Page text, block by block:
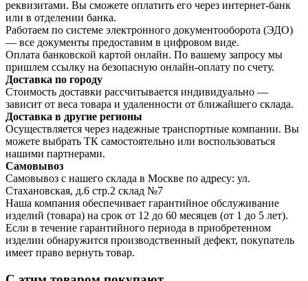
реквизитами. Вы сможете оплатить его через интернет-банк
или в отделении банка.
Работаем по системе электронного документооборота (ЭДО)
— все документы предоставим в цифровом виде.
Оплата банковской картой онлайн. По вашему запросу мы
пришлем ссылку на безопасную онлайн-оплату по счету.
Доставка по городу
Стоимость доставки рассчитывается индивидуально —
зависит от веса товара и удаленности от ближайшего склада.
Доставка в другие регионы
Осуществляется через надежные транспортные компании. Вы
можете выбрать ТК самостоятельно или воспользоваться
нашими партнерами.
Самовывоз
Самовывоз с нашего склада в Москве по адресу: ул.
Стахановская, д.6 стр.2 склад №7
Наша компания обеспечивает гарантийное обслуживание
изделий (товара) на срок от 12 до 60 месяцев (от 1 до 5 лет).
Если в течение гарантийного периода в приобретенном
изделии обнаружится производственный дефект, покупатель
имеет право вернуть товар.